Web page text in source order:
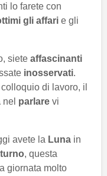
lo farete con
gli affari e gli
siete affascinanti
inosservati.
di lavoro, il
nel parlare vi
avete la Luna in
, questa
giornata molto